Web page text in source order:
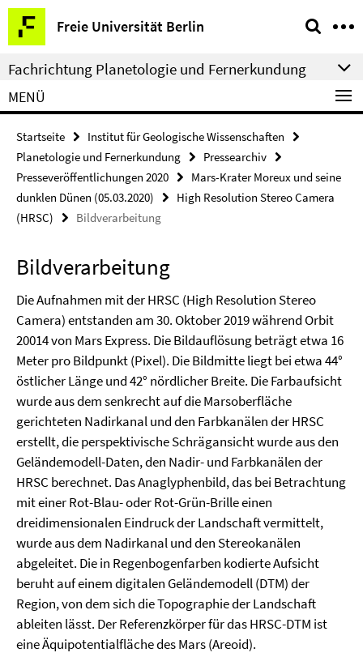
Springe
direkt
zu
Inhalt
Freie Universität Berlin
Service-
Navigation
Fachrichtung Planetologie und Fernerkundung
MENÜ
Startseite
Institut für Geologische Wissenschaften
Planetologie und Fernerkundung
Pressearchiv
Presseveröffentlichungen 2020
Mars-Krater Moreux und seine
dunklen Dünen (05.03.2020)
High Resolution Stereo Camera
(HRSC)
Bildverarbeitung
Bildverarbeitung
Die Aufnahmen mit der HRSC (High Resolution Stereo
Camera) entstanden am 30. Oktober 2019 während Orbit
20014 von Mars Express. Die Bildauflösung beträgt etwa 16
Meter pro Bildpunkt (Pixel). Die Bildmitte liegt bei etwa 44°
östlicher Länge und 42° nördlicher Breite. Die Farbaufsicht
wurde aus dem senkrecht auf die Marsoberfläche
gerichteten Nadirkanal und den Farbkanälen der HRSC
erstellt, die perspektivische Schrägansicht wurde aus den
Geländemodell-Daten, den Nadir- und Farbkanälen der
HRSC berechnet. Das Anaglyphenbild, das bei Betrachtung
mit einer Rot-Blau- oder Rot-Grün-Brille einen
dreidimensionalen Eindruck der Landschaft vermittelt,
wurde aus dem Nadirkanal und den Stereokanälen
abgeleitet. Die in Regenbogenfarben kodierte Aufsicht
beruht auf einem digitalen Geländemodell (DTM) der
Region, von dem sich die Topographie der Landschaft
ableiten lässt. Der Referenzkörper für das HRSC-DTM ist
eine Äquipotentialfläche des Mars (Areoid).